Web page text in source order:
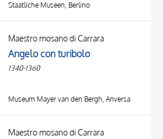
Staatliche Museen, Berlino
Maestro mosano di Carrara
Angelo con turibolo
1340-1360
Museum Mayer van den Bergh, Anversa
Maestro mosano di Carrara